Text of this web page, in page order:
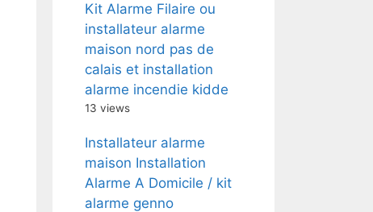
Kit Alarme Filaire ou
installateur alarme
maison nord pas de
calais et installation
alarme incendie kidde
13 views
Installateur alarme
maison Installation
Alarme A Domicile / kit
alarme genno